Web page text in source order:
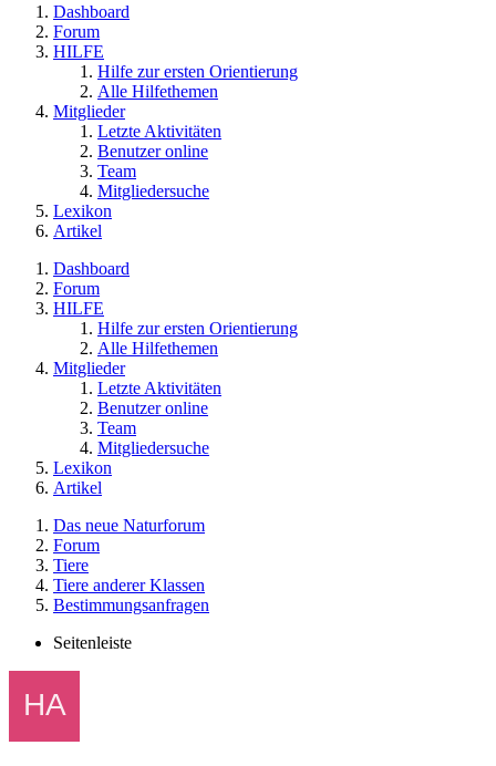
Dashboard
Forum
HILFE
Hilfe zur ersten Orientierung
Alle Hilfethemen
Mitglieder
Letzte Aktivitäten
Benutzer online
Team
Mitgliedersuche
Lexikon
Artikel
Dashboard
Forum
HILFE
Hilfe zur ersten Orientierung
Alle Hilfethemen
Mitglieder
Letzte Aktivitäten
Benutzer online
Team
Mitgliedersuche
Lexikon
Artikel
Das neue Naturforum
Forum
Tiere
Tiere anderer Klassen
Bestimmungsanfragen
Seitenleiste